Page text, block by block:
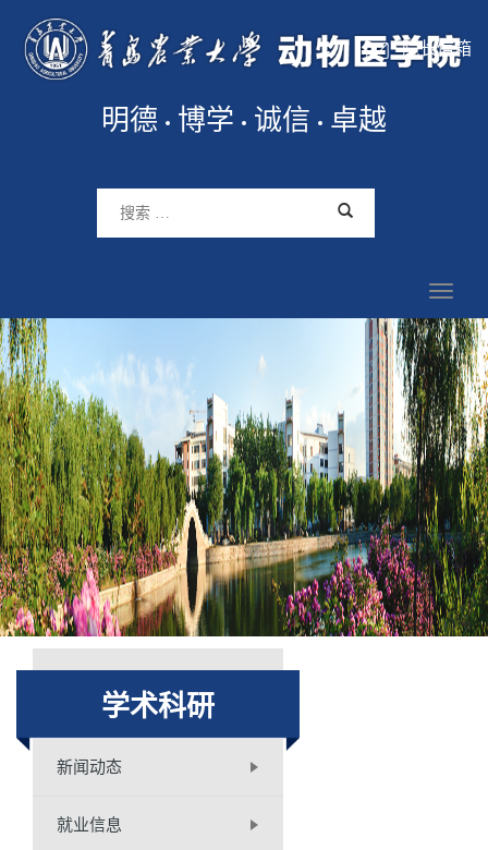
院长信箱
明德 博学 诚信 卓越
学术科研
新闻动态
就业信息